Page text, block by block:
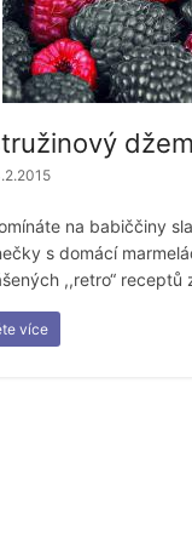
na babiččiny
s domácí
,,retro“ receptů
více